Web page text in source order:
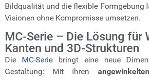
Bildqualität und die flexible Formgebung
Visionen ohne Kompromisse umsetzen.
MC-Serie – Die Lösung für
Kanten und 3D-Strukturen
Die MC-Seriebringt eine neue
Gestaltung: Mit ihren